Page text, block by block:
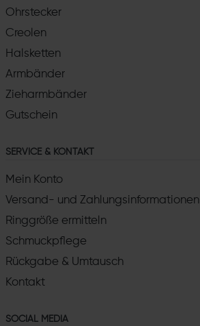
Ohrstecker
Creolen
Halsketten
Armbänder
Zieharmbänder
Gutschein
SERVICE & KONTAKT
Mein Konto
Versand- und Zahlungsinformationen
Ringgröße ermitteln
Schmuckpflege
Rückgabe & Umtausch
Kontakt
SOCIAL MEDIA